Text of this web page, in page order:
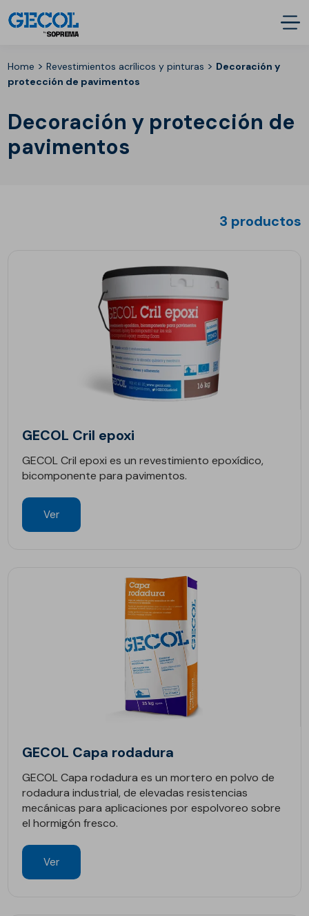
Home >Revestimientos acrílicos y pinturas > Decoración y
protección de pavimentos
Decoración y protección de
pavimentos
3 productos
GECOL Cril epoxi
GECOL Cril epoxi es un revestimiento epoxídico,
bicomponente para pavimentos.
Ver
GECOL Capa rodadura
GECOL Capa rodadura es un mortero en polvo de
rodadura industrial, de elevadas resistencias
mecánicas para aplicaciones por espolvoreo sobre
el hormigón fresco.
Ver